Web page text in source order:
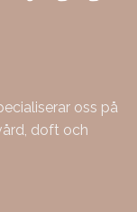
oss på
doft och